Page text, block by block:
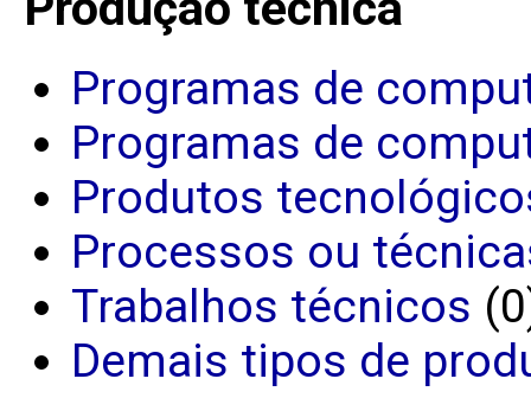
Programas de
Programas de
Produtos
Processos ou
Trabalhos técnicos
Demais tipos de